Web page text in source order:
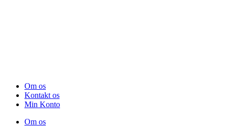
Om os
Kontakt os
Min Konto
Om os